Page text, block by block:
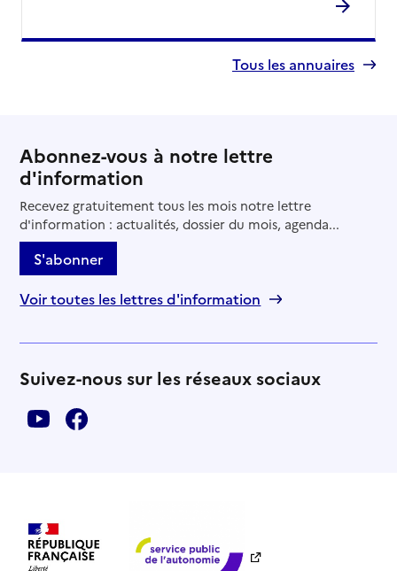
Tous les annuaires
Abonnez-vous à notre lettre
d'information
Recevez gratuitement tous les mois notre lettre
d'information : actualités, dossier du mois, agenda...
S'abonner
Voir toutes les lettres d'information
Suivez-nous sur les réseaux sociaux